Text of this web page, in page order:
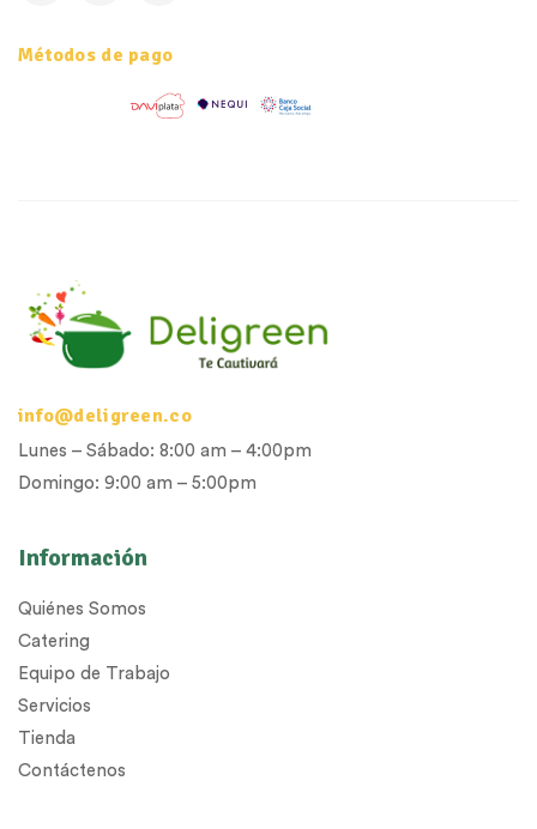
Métodos de pago
Información
Quiénes Somos
Catering
Equipo de Trabajo
Servicios
Tienda
Contáctenos
info@deligreen.co
Lunes – Sábado: 8:00 am – 4:00pm
Domingo: 9:00 am – 5:00pm